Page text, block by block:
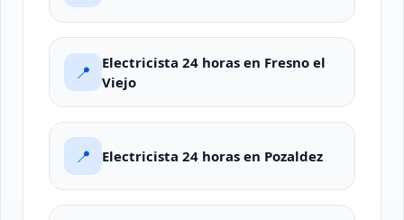
📍
Electricista 24 horas en Fresno el
Viejo
📍 Electricista 24 horas en Pozaldez